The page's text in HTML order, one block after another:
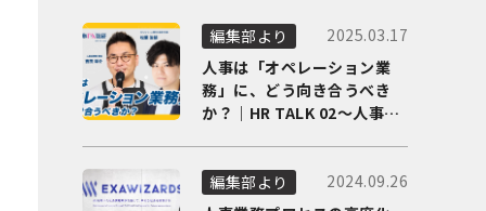
編集部より
2025.03.17
人事は「オペレーション業
務」に、どう向き合うべき
か？｜HR TALK 02～人事DX
編集部より
2024.09.26